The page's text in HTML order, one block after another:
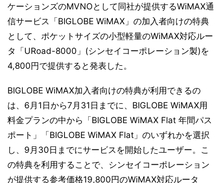
ケーションズのMVNOとして同社が提供するWiMAX通
信サービス「BIGLOBE WiMAX」の加入者向けの特典
として、ポケットサイズの小型軽量のWiMAX対応ルー
タ「URoad-8000」(シンセイコーポレーション製)を
4,800円で提供すると発表した。
BIGLOBE WiMAX加入者向けの特典が利用できるの
は、6月1日から7月31日までに、BIGLOBE WiMAX用
料金プランの中から「BIGLOBE WiMAX Flat 年間パス
ポート」「BIGLOBE WiMAX Flat」のいずれかを選択
し、9月30日までにサービスを開始したユーザー。こ
の特典を利用することで、シンセイコーポレーション
が提供する参考価格19,800円のWiMAX対応ルータ